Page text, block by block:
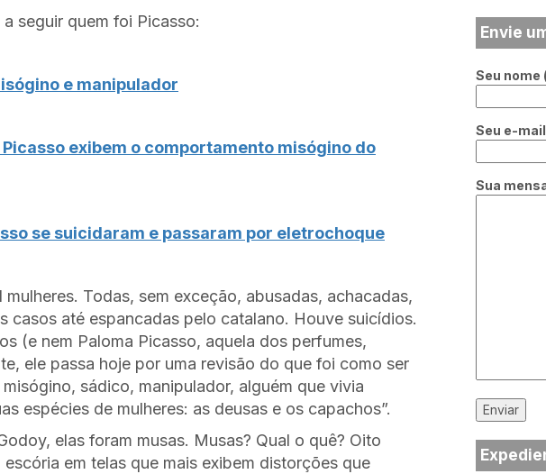
seguir quem foi Picasso:
e manipulador
Picasso exibem o comportamento misógino do
se suicidaram e passaram por eletrochoque
mulheres. Todas, sem exceção, abusadas, achacadas,
casos até espancadas pelo catalano. Houve suicídios.
(e nem Paloma Picasso, aquela dos perfumes,
ele passa hoje por uma revisão do que foi como ser
sádico, manipulador, alguém que vivia
espécies de mulheres: as deusas e os capachos”.
elas foram musas. Musas? Qual o quê? Oito
em telas que mais exibem distorções que
Envie
Seu nome
Seu e-
Sua